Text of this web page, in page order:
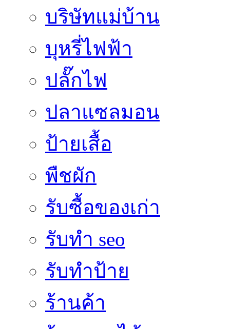
บริษัทแม่บ้าน
บุหรี่ไฟฟ้า
ปลั๊กไฟ
ปลาแซลมอน
ป้ายเสื้อ
พืชผัก
รับซื้อของเก่า
รับทำ seo
รับทำป้าย
ร้านค้า